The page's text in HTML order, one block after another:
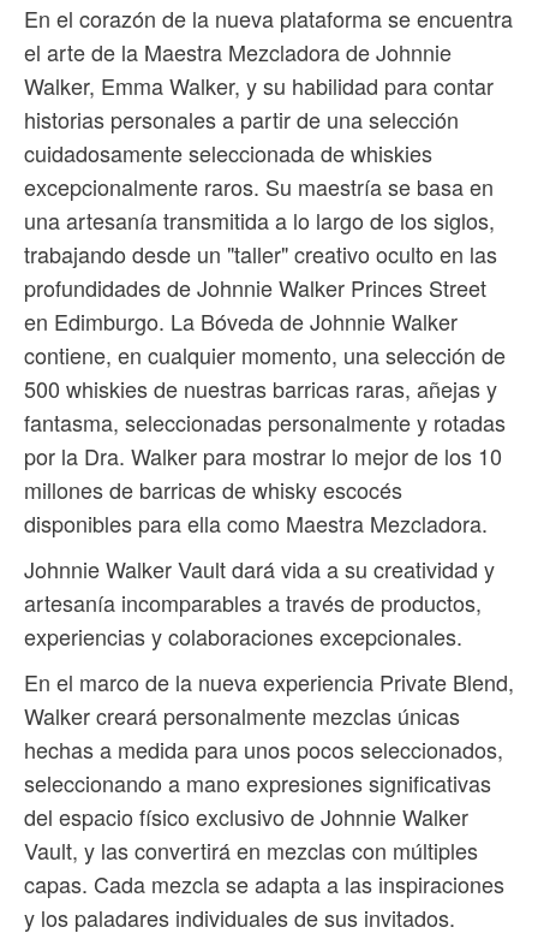
En el corazón de la nueva plataforma se encuentra
el arte de la Maestra Mezcladora de Johnnie
Walker, Emma Walker, y su habilidad para contar
historias personales a partir de una selección
cuidadosamente seleccionada de whiskies
excepcionalmente raros. Su maestría se basa en
una artesanía transmitida a lo largo de los siglos,
trabajando desde un "taller" creativo oculto en las
profundidades de Johnnie Walker Princes Street
en Edimburgo. La Bóveda de Johnnie Walker
contiene, en cualquier momento, una selección de
500 whiskies de nuestras barricas raras, añejas y
fantasma, seleccionadas personalmente y rotadas
por la Dra. Walker para mostrar lo mejor de los 10
millones de barricas de whisky escocés
disponibles para ella como Maestra Mezcladora.
Johnnie Walker Vault dará vida a su creatividad y
artesanía incomparables a través de productos,
experiencias y colaboraciones excepcionales.
En el marco de la nueva experiencia Private Blend,
Walker creará personalmente mezclas únicas
hechas a medida para unos pocos seleccionados,
seleccionando a mano expresiones significativas
del espacio físico exclusivo de Johnnie Walker
Vault, y las convertirá en mezclas con múltiples
capas. Cada mezcla se adapta a las inspiraciones
y los paladares individuales de sus invitados.